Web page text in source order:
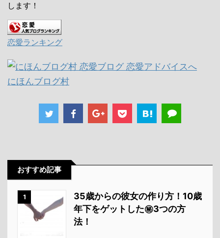
します！
恋愛ランキング
にほんブログ村
おすすめ記事
1
35歳からの彼女の作り方！10歳
年下をゲットした㊙3つの方
法！